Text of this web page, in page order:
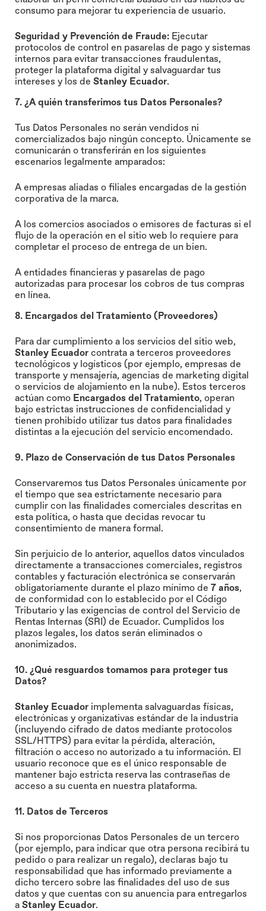
consumo para mejorar tu experiencia de usuario.
Seguridad y Prevención de Fraude: Ejecutar
protocolos de control en pasarelas de pago y sistemas
internos para evitar transacciones fraudulentas,
proteger la plataforma digital y salvaguardar tus
intereses y los de Stanley Ecuador.
7. ¿A quién transferimos tus Datos Personales?
Tus Datos Personales no serán vendidos ni
comercializados bajo ningún concepto. Únicamente se
comunicarán o transferirán en los siguientes
escenarios legalmente amparados:
A empresas aliadas o filiales encargadas de la gestión
corporativa de la marca.
A los comercios asociados o emisores de facturas si el
flujo de la operación en el sitio web lo requiere para
completar el proceso de entrega de un bien.
A entidades financieras y pasarelas de pago
autorizadas para procesar los cobros de tus compras
en línea.
8. Encargados del Tratamiento (Proveedores)
Para dar cumplimiento a los servicios del sitio web,
Stanley Ecuador contrata a terceros proveedores
tecnológicos y logísticos (por ejemplo, empresas de
transporte y mensajería, agencias de marketing digital
o servicios de alojamiento en la nube). Estos terceros
actúan como Encargados del Tratamiento, operan
bajo estrictas instrucciones de confidencialidad y
tienen prohibido utilizar tus datos para finalidades
distintas a la ejecución del servicio encomendado.
9. Plazo de Conservación de tus Datos Personales
Conservaremos tus Datos Personales únicamente por
el tiempo que sea estrictamente necesario para
cumplir con las finalidades comerciales descritas en
esta política, o hasta que decidas revocar tu
consentimiento de manera formal.
Sin perjuicio de lo anterior, aquellos datos vinculados
directamente a transacciones comerciales, registros
contables y facturación electrónica se conservarán
obligatoriamente durante el plazo mínimo de 7 años,
de conformidad con lo establecido por el Código
Tributario y las exigencias de control del Servicio de
Rentas Internas (SRI) de Ecuador. Cumplidos los
plazos legales, los datos serán eliminados o
anonimizados.
10. ¿Qué resguardos tomamos para proteger tus
Datos?
Stanley Ecuador implementa salvaguardas físicas,
electrónicas y organizativas estándar de la industria
(incluyendo cifrado de datos mediante protocolos
SSL/HTTPS) para evitar la pérdida, alteración,
filtración o acceso no autorizado a tu información. El
usuario reconoce que es el único responsable de
mantener bajo estricta reserva las contraseñas de
acceso a su cuenta en nuestra plataforma.
11. Datos de Terceros
Si nos proporcionas Datos Personales de un tercero
(por ejemplo, para indicar que otra persona recibirá tu
pedido o para realizar un regalo), declaras bajo tu
responsabilidad que has informado previamente a
dicho tercero sobre las finalidades del uso de sus
datos y que cuentas con su anuencia para entregarlos
a Stanley Ecuador.